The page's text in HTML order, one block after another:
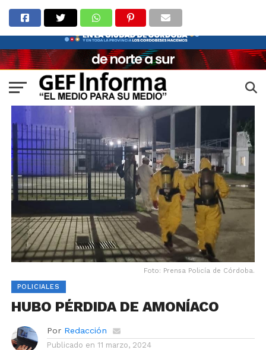
Foto: Prensa Policía de Córdoba.
POLICIALES
HUBO PÉRDIDA DE AMONÍACO
Por Redacción
Publicado en 11 marzo, 2024